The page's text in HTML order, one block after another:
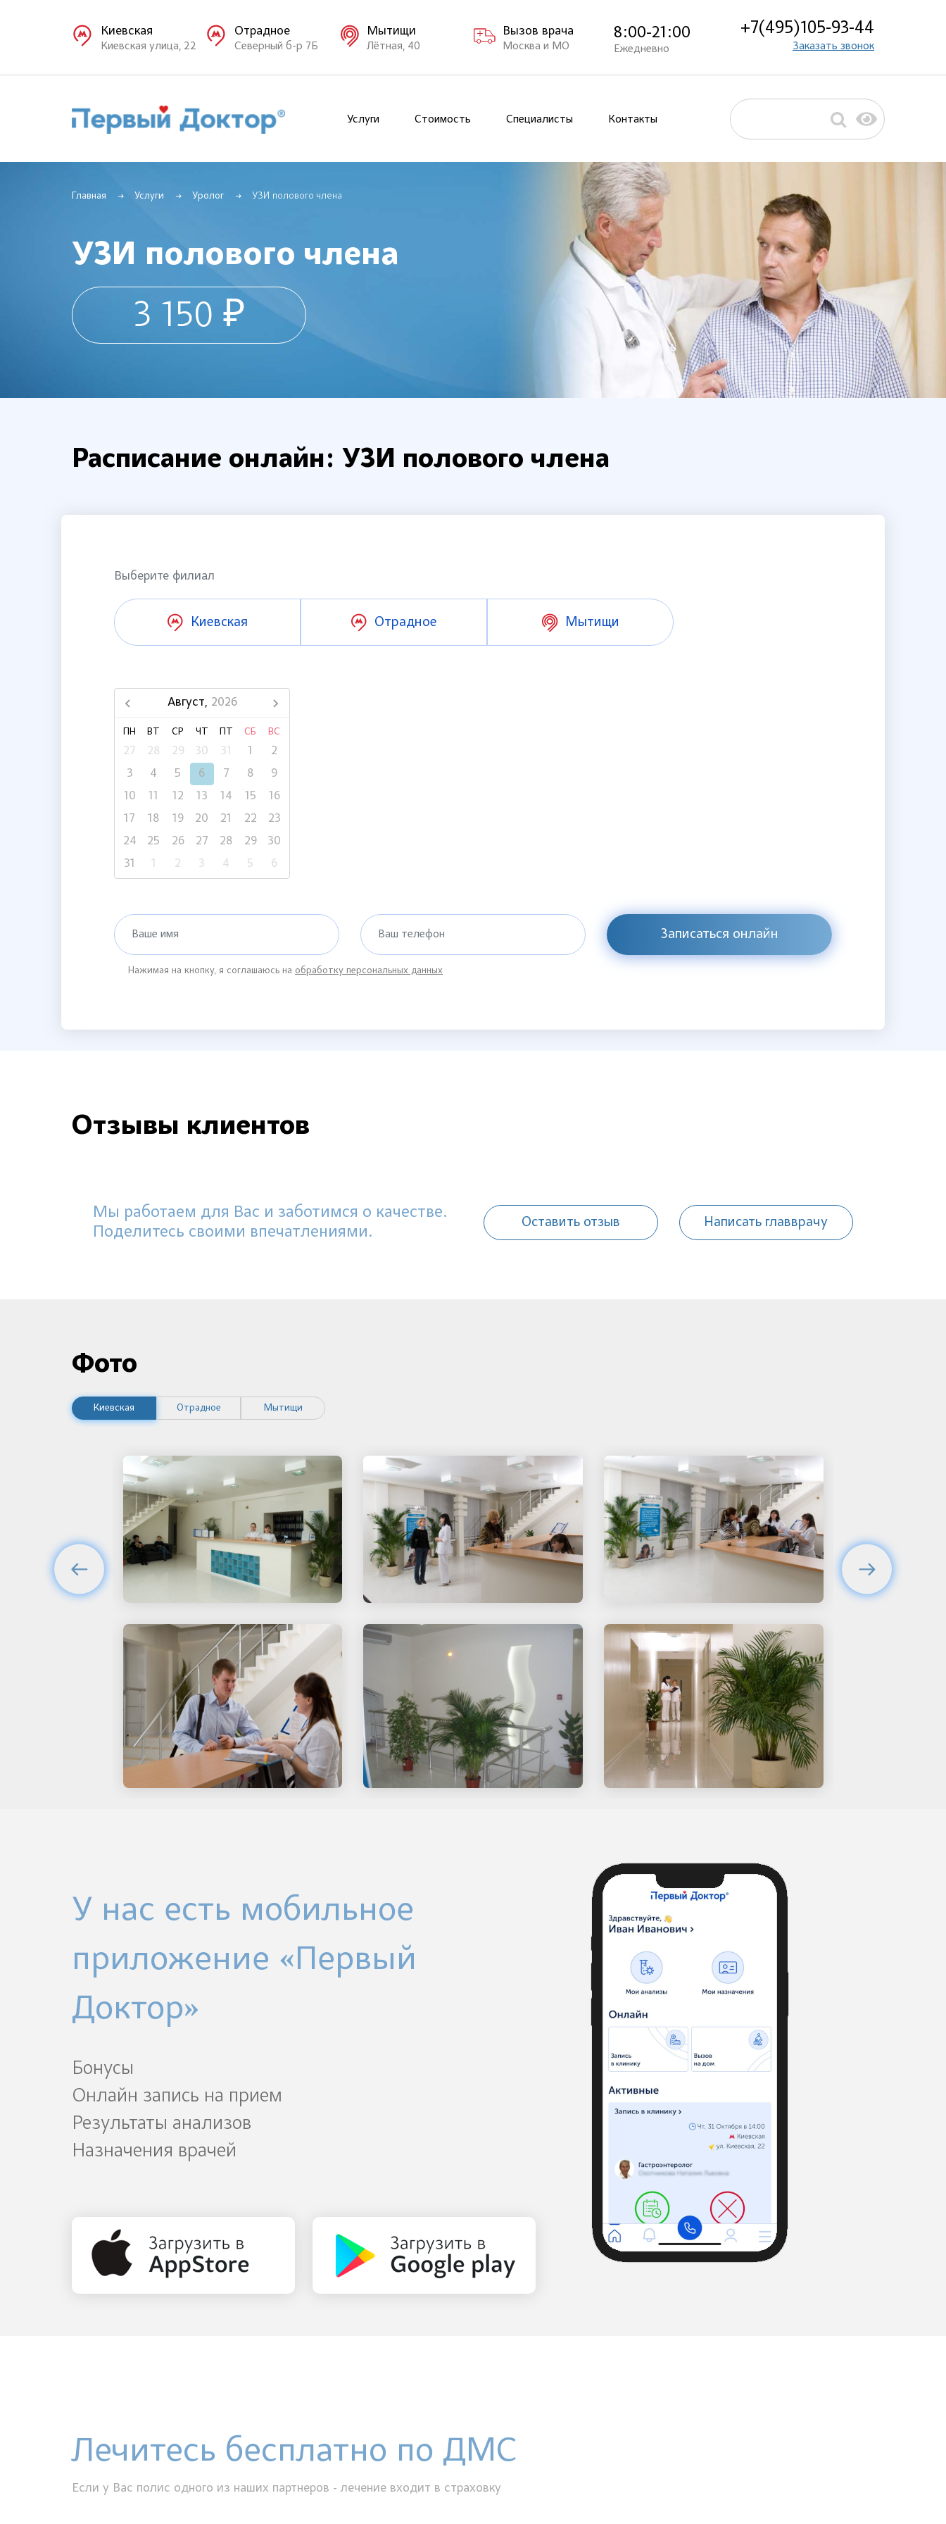
Киевская
Киевская улица, 22
Отрадное
Северный б-р 7Б
Мытищи
Лётная, 40
Вызов врача
Москва и МО
8:00-21:00
Ежедневно
+7(495)105-93-44
Заказать звонок
Услуги Стоимость Специалисты Контакты
Главная Услуги Уролог УЗИ полового члена
УЗИ полового члена
3 150 ₽
Расписание онлайн: УЗИ полового члена
Выберите филиал
Киевская Отрадное Мытищи
Август, 2026
ПН ВТ СР ЧТ ПТ СБ ВС
27 28 29 30 31 1
2
3
4 5 6 7 8
9
10
11 12 13 14 15
16
17
18 19 20 21 22
23
24
25 26 27 28 29
30
31
1 2 3 4 5 6
Ваше имя Ваш телефон Записаться онлайн
Нажимая на кнопку, я соглашаюсь на обработку персональных данных
Отзывы клиентов
Мы работаем для Вас и заботимся о качестве.
Поделитесь своими впечатлениями.
Оставить отзыв Написать главврачу
Фото
Киевская Отрадное Мытищи
У нас есть мобильное
приложение «Первый
Доктор»
Бонусы
Онлайн запись на прием
Результаты анализов
Назначения врачей
Лечитесь бесплатно по ДМС
Если у Вас полис одного из наших партнеров - лечение входит в страховку